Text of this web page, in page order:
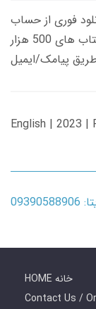
تومانی دانلود فوری از حساب
کاربری می باشد، و زمان تحویل لینک دانلود کتاب های 500 هزار
English | 2023 |
HOME خانه